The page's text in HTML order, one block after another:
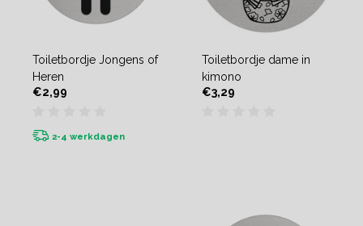
Toiletbordje Jongens of
Heren
€2,99
2-4 werkdagen
Toiletbordje dame in
kimono
€3,29